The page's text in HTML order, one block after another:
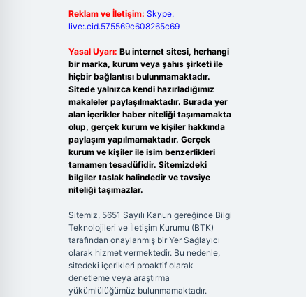
Reklam ve İletişim: Skype:
live:.cid.575569c608265c69
Yasal Uyarı: Bu internet sitesi, herhangi
bir marka, kurum veya şahıs şirketi ile
hiçbir bağlantısı bulunmamaktadır.
Sitede yalnızca kendi hazırladığımız
makaleler paylaşılmaktadır. Burada yer
alan içerikler haber niteliği taşımamakta
olup, gerçek kurum ve kişiler hakkında
paylaşım yapılmamaktadır. Gerçek
kurum ve kişiler ile isim benzerlikleri
tamamen tesadüfidir. Sitemizdeki
bilgiler taslak halindedir ve tavsiye
niteliği taşımazlar.
Sitemiz, 5651 Sayılı Kanun gereğince Bilgi
Teknolojileri ve İletişim Kurumu (BTK)
tarafından onaylanmış bir Yer Sağlayıcı
olarak hizmet vermektedir. Bu nedenle,
sitedeki içerikleri proaktif olarak
denetleme veya araştırma
yükümlülüğümüz bulunmamaktadır.